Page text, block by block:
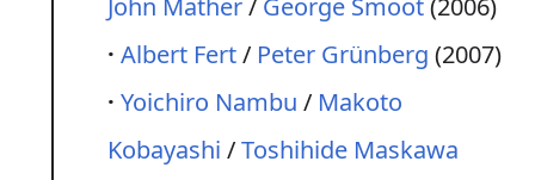
John Mather/ George Smoot(2006)
Albert Fert/ Peter Grünberg (2007)
Yoichiro Nambu / Makoto
Kobayashi /Toshihide Maskawa